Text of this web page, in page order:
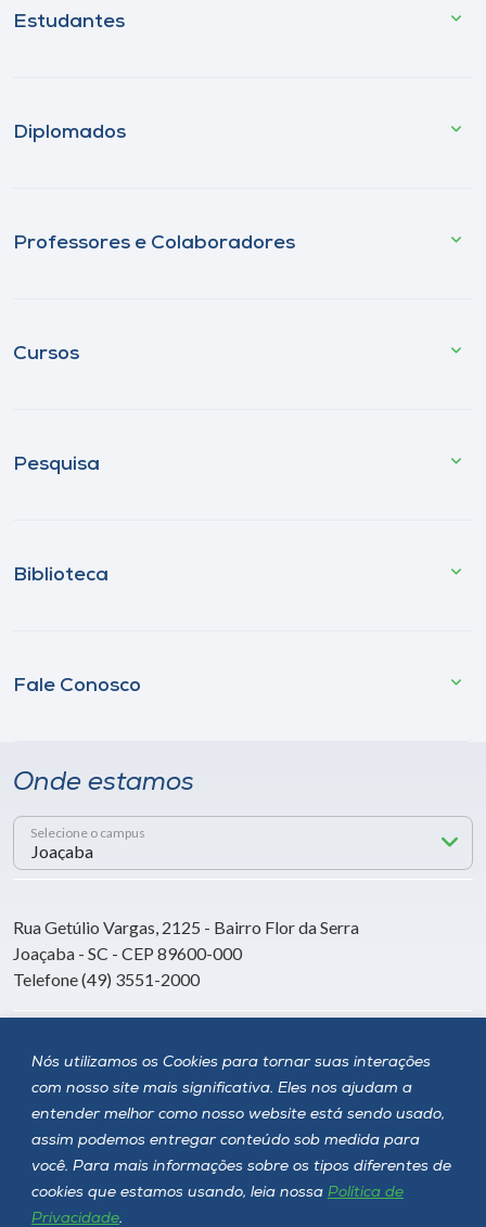
Nós utilizamos os Cookies para tornar suas interações
com nosso site mais significativa. Eles nos ajudam a
entender melhor como nosso website está sendo usado,
assim podemos entregar conteúdo sob medida para
você. Para mais informações sobre os tipos diferentes de
cookies que estamos usando, leia nossa Política de
Privacidade.
Estudantes
Diplomados
Professores e Colaboradores
Cursos
Pesquisa
Biblioteca
Fale Conosco
Onde estamos
Selecione o campus
Rua Getúlio Vargas, 2125 - Bairro Flor da Serra
Joaçaba - SC - CEP 89600-000
Telefone (49) 3551-2000
Siga a Unoesc